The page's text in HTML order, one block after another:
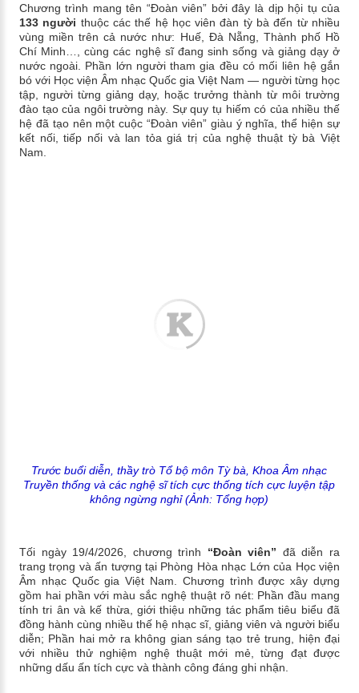
Chương trình mang tên “Đoàn viên” bởi đây là dịp hội tụ của
133 người thuộc các thế hệ học viên đàn tỳ bà đến từ nhiều
vùng miền trên cả nước như: Huế, Đà Nẵng, Thành phố Hồ
Chí Minh…, cùng các nghệ sĩ đang sinh sống và giảng dạy ở
nước ngoài. Phần lớn người tham gia đều có mối liên hệ gắn
bó với Học viện Âm nhạc Quốc gia Việt Nam — người từng học
tập, người từng giảng dạy, hoặc trưởng thành từ môi trường
đào tạo của ngôi trường này. Sự quy tụ hiếm có của nhiều thế
hệ đã tạo nên một cuộc “Đoàn viên” giàu ý nghĩa, thể hiện sự
kết nối, tiếp nối và lan tỏa giá trị của nghệ thuật tỳ bà Việt
Nam.
Trước buổi diễn, thầy trò Tổ bộ môn Tỳ bà, Khoa Âm nhạc
Truyền thống và các nghệ sĩ tích cực thống tích cực luyện tập
không ngừng nghỉ (Ảnh: Tổng hợp)
Tối ngày 19/4/2026, chương trình “Đoàn viên” đã diễn ra
trang trọng và ấn tượng tại Phòng Hòa nhạc Lớn của Học viện
Âm nhạc Quốc gia Việt Nam. Chương trình được xây dựng
gồm hai phần với màu sắc nghệ thuật rõ nét: Phần đầu mang
tính tri ân và kế thừa, giới thiệu những tác phẩm tiêu biểu đã
đồng hành cùng nhiều thế hệ nhạc sĩ, giảng viên và người biểu
diễn; Phần hai mở ra không gian sáng tạo trẻ trung, hiện đại
với nhiều thử nghiệm nghệ thuật mới mẻ, từng đạt được
những dấu ấn tích cực và thành công đáng ghi nhận.